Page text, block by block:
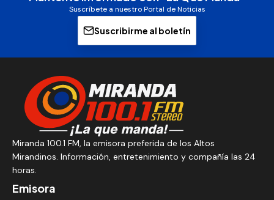
Suscríbete a nuestro Portal de Noticias
Suscribirme al boletín
Miranda 100.1 FM, la emisora preferida de los Altos
Mirandinos. Información, entretenimiento y compañía las 24
horas.
Emisora